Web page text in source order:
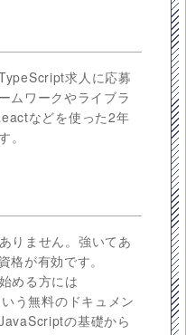
求人に応募
ムワークやライブラ
などを使った2年
。
りません。強いてあ
が有効です。
める方には
う無料のドキュメン
の基礎から